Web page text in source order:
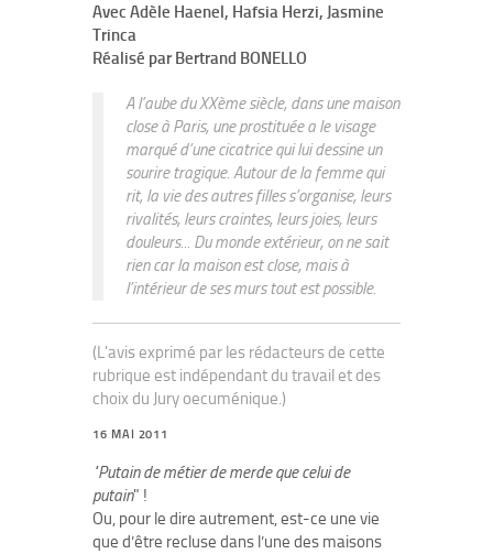
Avec Adèle Haenel, Hafsia Herzi, Jasmine
Trinca
Réalisé par Bertrand BONELLO
A l’aube du XXème siècle, dans une maison
close à Paris, une prostituée a le visage
marqué d’une cicatrice qui lui dessine un
sourire tragique. Autour de la femme qui
rit, la vie des autres filles s’organise, leurs
rivalités, leurs craintes, leurs joies, leurs
douleurs... Du monde extérieur, on ne sait
rien car la maison est close, mais à
l’intérieur de ses murs tout est possible.
(L'avis exprimé par les rédacteurs de cette
rubrique est indépendant du travail et des
choix du Jury oecuménique.)
16 MAI 2011
"Putain de métier de merde que celui de
putain" !
Ou, pour le dire autrement, est-ce une vie
que d’être recluse dans l’une des maisons